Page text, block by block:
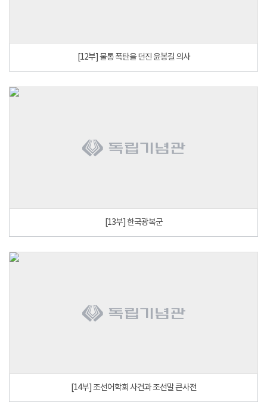
[12부] 물통 폭탄을 던진 윤봉길 의사
[13부] 한국광복군
[14부] 조선어학회 사건과 조선말 큰사전